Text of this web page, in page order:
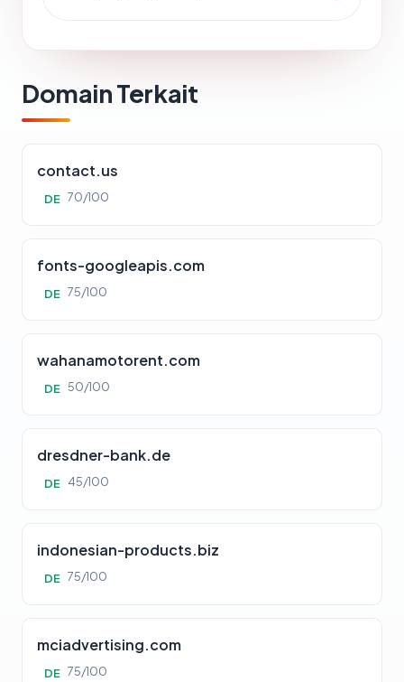
Domain Terkait
contact.us
DE 70/100
fonts-googleapis.com
DE 75/100
wahanamotorent.com
DE 50/100
dresdner-bank.de
DE 45/100
indonesian-products.biz
DE 75/100
mciadvertising.com
DE 75/100